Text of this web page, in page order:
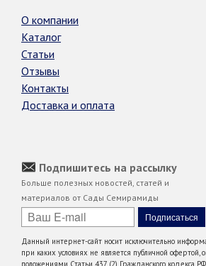
О компании
Каталог
Статьи
Отзывы
Контакты
Доставка и оплата
Подпишитесь на рассылку
Больше полезных новостей, статей и
материалов от Сады Семирамиды
Данный интернет-сайт носит исключительно
при каких условиях не является публичной
положениями Статьи 437 (2) Гражданского кодекса РФ.